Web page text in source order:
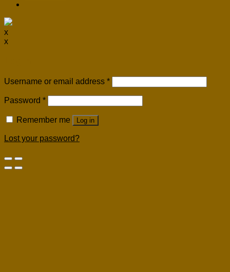
x
x
Username or email address *
Password *
Remember me Log in
Lost your password?